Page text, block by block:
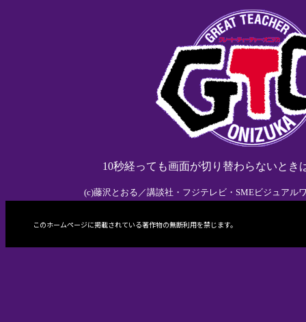
10秒経っても画面が切り替わらないとき
(c)藤沢とおる／講談社・フジテレビ・SMEビジュアル
このホームページに掲載されている著作物の無断利用を禁じます。